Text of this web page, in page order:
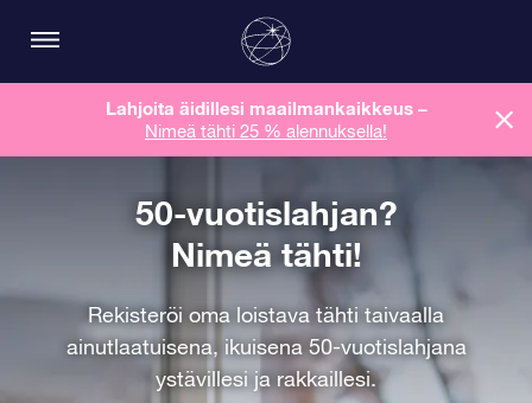
Lahjoita äidillesi maailmankaikkeus –
Nimeä tähti 25 % alennuksella!
50-vuotislahjan?
Nimeä tähti!
Rekisteröi oma loistava tähti taivaalla
ainutlaatuisena, ikuisena 50-vuotislahjana
ystävillesi ja rakkaillesi.